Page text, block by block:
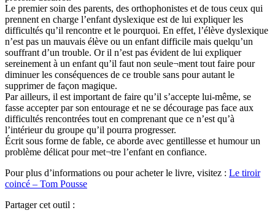
Le premier soin des parents, des orthophonistes et de tous ceux qui
prennent en charge l’enfant dyslexique est de lui expliquer les
difficultés qu’il rencontre et le pourquoi. En effet, l’élève dyslexique
n’est pas un mauvais élève ou un enfant difficile mais quelqu’un
souffrant d’un trouble. Or il n’est pas évident de lui expliquer
sereinement à un enfant qu’il faut non seule¬ment tout faire pour
diminuer les conséquences de ce trouble sans pour autant le
supprimer de façon magique.
Par ailleurs, il est important de faire qu’il s’accepte lui-même, se
fasse accepter par son entourage et ne se décourage pas face aux
difficultés rencontrées tout en comprenant que ce n’est qu’à
l’intérieur du groupe qu’il pourra progresser.
Écrit sous forme de fable, ce aborde avec gentillesse et humour un
problème délicat pour met¬tre l’enfant en confiance.
Pour plus d’informations ou pour acheter le livre, visitez : Le tiroir
coincé – Tom Pousse
Partager cet outil :